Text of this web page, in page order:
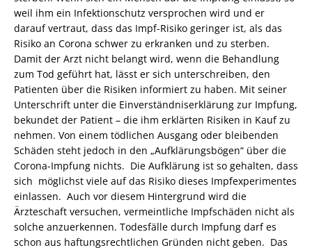
weil ihm ein Infektionschutz versprochen wird und er
darauf vertraut, dass das Impf-Risiko geringer ist, als das
Risiko an Corona schwer zu erkranken und zu sterben.
Damit der Arzt nicht belangt wird, wenn die Behandlung
zum Tod geführt hat, lässt er sich unterschreiben, den
Patienten über die Risiken informiert zu haben. Mit seiner
Unterschrift unter die Einverständniserklärung zur Impfung,
bekundet der Patient – die ihm erklärten Risiken in Kauf zu
nehmen. Von einem tödlichen Ausgang oder bleibenden
Schäden steht jedoch in den „Aufklärungsbögen“ über die
Corona-Impfung nichts. Die Aufklärung ist so gehalten, dass
sich möglichst viele auf das Risiko dieses Impfexperimentes
einlassen. Auch vor diesem Hintergrund wird die
Ärzteschaft versuchen, vermeintliche Impfschäden nicht als
solche anzuerkennen. Todesfälle durch Impfung darf es
schon aus haftungsrechtlichen Gründen nicht geben. Das